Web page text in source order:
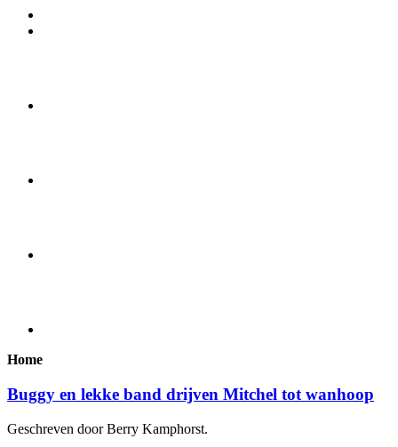
Home
Buggy en lekke band drijven Mitchel tot wanhoop
Geschreven door Berry Kamphorst.